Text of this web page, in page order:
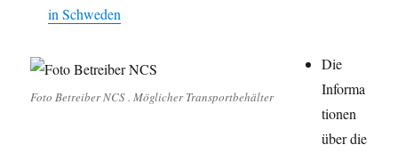
in Schweden
Foto Betreiber NCS . Möglicher Transportbehälter
Die
Informa
tionen
über die